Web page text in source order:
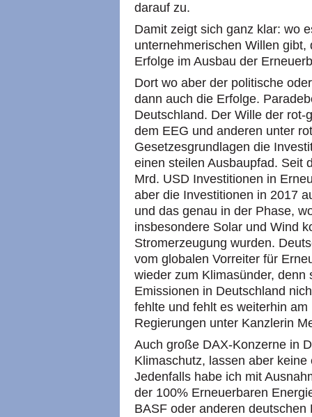
darauf zu.
Damit zeigt sich ganz klar: wo
unternehmerischen Willen
Erfolge im Ausbau der
Dort wo aber der politische
dann auch die Erfolge.
Deutschland. Der Wille der
dem EEG und anderen unter
Gesetzesgrundlagen die
einen steilen Ausbaupfad. Seit
Mrd. USD Investitionen in
aber die Investitionen in 2017
und das genau in der Phase,
insbesondere Solar und Wind
Stromerzeugung wurden.
vom globalen Vorreiter für
wieder zum Klimasünder,
Emissionen in Deutschland
fehlte und fehlt es weiterhin
Regierungen unter Kanzlerin
Auch große DAX-Konzerne in
Klimaschutz, lassen aber
Jedenfalls habe ich mit
der 100% Erneuerbaren
BASF oder anderen